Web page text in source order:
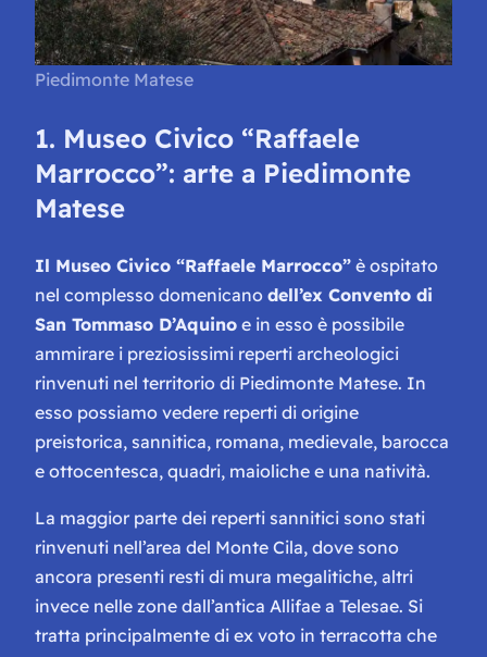
Piedimonte Matese
1. Museo Civico “Raffaele
Marrocco”: arte a Piedimonte
Matese
Il Museo Civico “Raffaele Marrocco” è ospitato
nel complesso domenicano dell’ex Convento di
San Tommaso D’Aquino e in esso è possibile
ammirare i preziosissimi reperti archeologici
rinvenuti nel territorio di Piedimonte Matese. In
esso possiamo vedere reperti di origine
preistorica, sannitica, romana, medievale, barocca
e ottocentesca, quadri, maioliche e una natività.
La maggior parte dei reperti sannitici sono stati
rinvenuti nell’area del Monte Cila, dove sono
ancora presenti resti di mura megalitiche, altri
invece nelle zone dall’antica Allifae a Telesae. Si
tratta principalmente di ex voto in terracotta che